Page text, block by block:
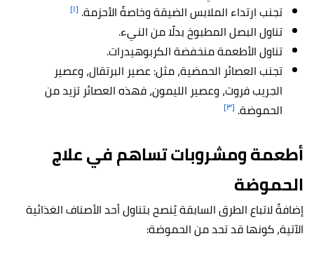
تجنب ارتداء الملابس الضيقة وخاصةً الأحزمة. [١]
تناول البصل المطبوخ بدلًا من النيء.
تناول الأطعمة منخفضة الكربوهيدرات.
تجنب العصائر الحمضية، مثل: عصير البرتقال، وعصير
الجريب فروت، وعصير الليمون، فهذه العصائر تزيد من
الحموضة. [٣]
أطعمة ومشروبات تساهم في علاج
الحموضة
إضافةً لاتباع الطرق السابقة يُنصح بتناول أحد الأصناف الغذائية
الآتية، كونها قد تحد من الحموضة: